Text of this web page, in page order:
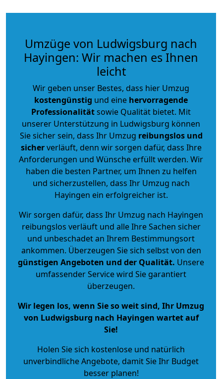
Umzüge von Ludwigsburg nach
Hayingen: Wir machen es Ihnen
leicht
Wir geben unser Bestes, dass hier Umzug
kostengünstig und eine hervorragende
Professionalitätsowie Qualität bietet. Mit
unserer Unterstützung in Ludwigsburg können
Sie sicher sein, dass Ihr Umzug reibungslos und
sicherverläuft, denn wir sorgen dafür, dass Ihre
Anforderungen und Wünsche erfüllt werden. Wir
haben die besten Partner, um Ihnen zu helfen
und sicherzustellen, dass Ihr Umzug nach
Hayingen ein erfolgreicher ist.
Wir sorgen dafür, dass Ihr Umzug nach Hayingen
reibungslos verläuft und alle Ihre Sachen sicher
und unbeschadet an Ihrem Bestimmungsort
ankommen. Überzeugen Sie sich selbst von den
günstigen Angeboten und der Qualität. Unsere
umfassender Service wird Sie garantiert
überzeugen.
Wir legen los, wenn Sie so weit sind, Ihr Umzug
von Ludwigsburg nach Hayingen wartet auf
Sie!
Holen Sie sich kostenlose und natürlich
unverbindliche Angebote, damit Sie Ihr Budget
besser planen!